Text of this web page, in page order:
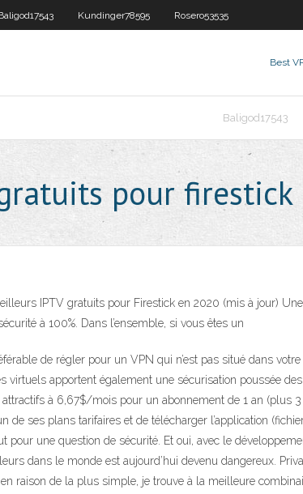
Kundinger78595 Rosero53535
Best
Baligod17543
pour firestick
IPTV gratuits pour Firestick en 2020 (mis à jour)
à 100%. Dans l’ensemble, si vous êtes un
de régler pour un VPN qui n’est pas situé dans
virtuels apportent également une sécurisation poussée
à 6,67$/mois pour un abonnement de 1 an (plus
de ses plans tarifaires et de télécharger l’application
pour une question de sécurité. Et oui, avec le
dans le monde est aujourd’hui devenu dangereux.
en raison de la plus simple, je trouve à la meilleure